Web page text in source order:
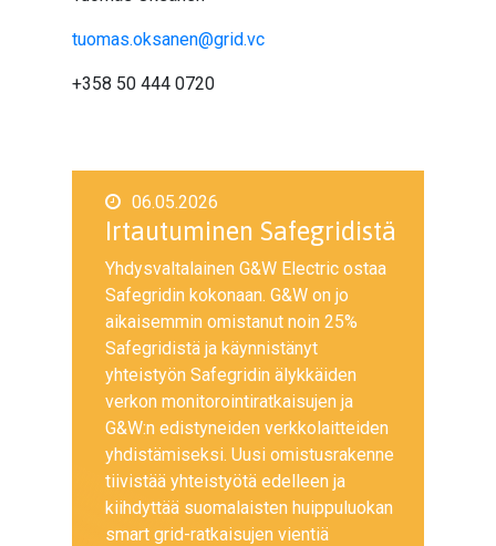
tuomas.oksanen@grid.vc
+358 50 444 0720
06.05.2026
Irtautuminen Safegridistä
Yhdysvaltalainen G&W Electric ostaa
Safegridin kokonaan. G&W on jo
aikaisemmin omistanut noin 25%
Safegridistä ja käynnistänyt
yhteistyön Safegridin älykkäiden
verkon monitorointiratkaisujen ja
G&W:n edistyneiden verkkolaitteiden
yhdistämiseksi. Uusi omistusrakenne
tiivistää yhteistyötä edelleen ja
kiihdyttää suomalaisten huippuluokan
smart grid-ratkaisujen vientiä